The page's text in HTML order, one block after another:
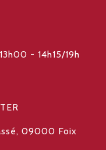
- 14h15/19h
09000 Foix